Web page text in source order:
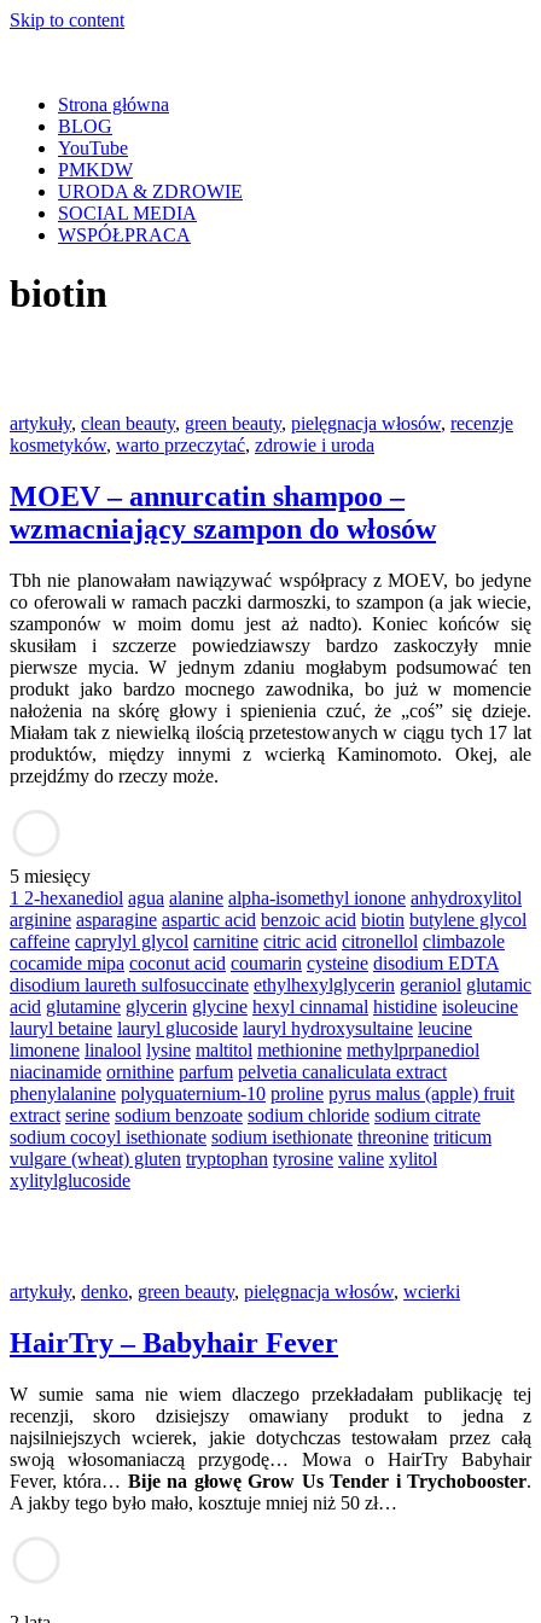
Skip to content
Strona główna
BLOG
YouTube
PMKDW
URODA & ZDROWIE
SOCIAL MEDIA
WSPÓŁPRACA
biotin
artykuły, clean beauty, green beauty, pielęgnacja włosów, recenzje
kosmetyków, warto przeczytać, zdrowie i uroda
MOEV – annurcatin shampoo –
wzmacniający szampon do włosów
Tbh nie planowałam nawiązywać współpracy z MOEV, bo jedyne
co oferowali w ramach paczki darmoszki, to szampon (a jak wiecie,
szamponów w moim domu jest aż nadto). Koniec końców się
skusiłam i szczerze powiedziawszy bardzo zaskoczyły mnie
pierwsze mycia. W jednym zdaniu mogłabym podsumować ten
produkt jako bardzo mocnego zawodnika, bo już w momencie
nałożenia na skórę głowy i spienienia czuć, że „coś” się dzieje.
Miałam tak z niewielką ilością przetestowanych w ciągu tych 17 lat
produktów, między innymi z wcierką Kaminomoto. Okej, ale
przejdźmy do rzeczy może.
5 miesięcy
1 2-hexanediol agua alanine alpha-isomethyl ionone anhydroxylitol
arginine asparagine aspartic acid benzoic acid biotin butylene glycol
caffeine caprylyl glycol carnitine citric acid citronellol climbazole
cocamide mipa coconut acid coumarin cysteine disodium EDTA
disodium laureth sulfosuccinate ethylhexylglycerin geraniol glutamic
acid glutamine glycerin glycine hexyl cinnamal histidine isoleucine
lauryl betaine lauryl glucoside lauryl hydroxysultaine leucine
limonene linalool lysine maltitol methionine methylprpanediol
niacinamide ornithine parfum pelvetia canaliculata extract
phenylalanine polyquaternium-10 proline pyrus malus (apple) fruit
extract serine sodium benzoate sodium chloride sodium citrate
sodium cocoyl isethionate sodium isethionate threonine triticum
vulgare (wheat) gluten tryptophan tyrosine valine xylitol
xylitylglucoside
artykuły, denko, green beauty, pielęgnacja włosów, wcierki
HairTry – Babyhair Fever
W sumie sama nie wiem dlaczego przekładałam publikację tej
recenzji, skoro dzisiejszy omawiany produkt to jedna z
najsilniejszych wcierek, jakie dotychczas testowałam przez całą
swoją włosomaniaczą przygodę… Mowa o HairTry Babyhair
Fever, która… Bije na głowę Grow Us Tender i Trychobooster.
A jakby tego było mało, kosztuje mniej niż 50 zł…